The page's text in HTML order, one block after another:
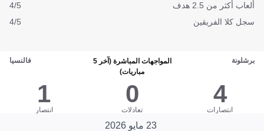
ألعاب أكثر من 2.5 هدف
4/5
سجل كلا الفريقين
4/5
برشلونة
المواجهات المباشرة (آخر 5
مباريات)
فالنسيا
4
انتصارات
0
تعادلات
1
انتصار
23 مايو 2026